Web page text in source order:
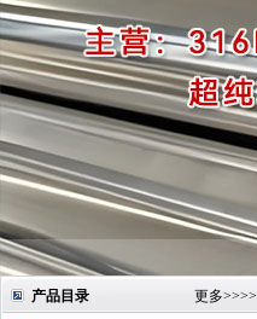
产品目录 更多>>>>